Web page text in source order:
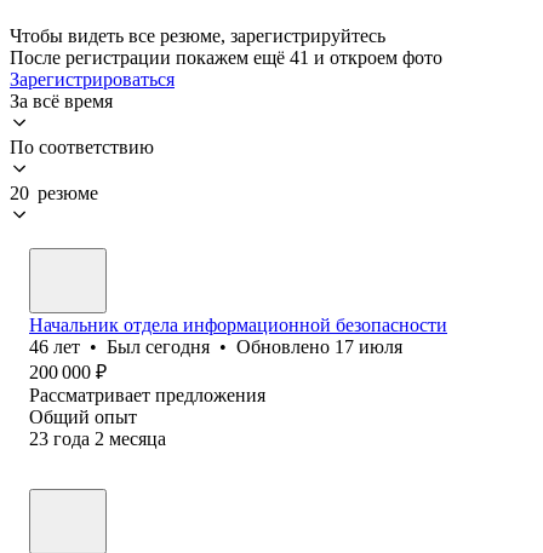
Чтобы видеть все резюме, зарегистрируйтесь
После регистрации покажем ещё 41 и откроем фото
Зарегистрироваться
За всё время
По соответствию
20 резюме
Начальник отдела информационной безопасности
46 лет • Был сегодня • Обновлено 17 июля
200 000 ₽
Рассматривает предложения
Общий опыт
23 года 2 месяца